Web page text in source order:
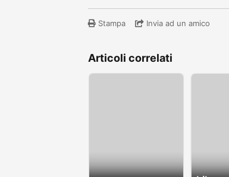
Stampa Invia ad un amico
Articoli correlati